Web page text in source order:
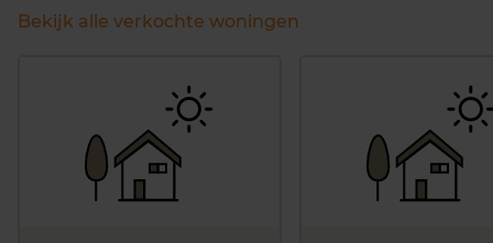
Bekijk alle verkochte woningen